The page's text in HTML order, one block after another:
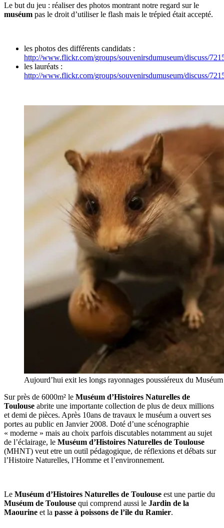
Le but du jeu : réaliser des photos montrant notre regard sur le
muséum pas le droit d’utiliser le flash mais le trépied était accepté.
les photos des différents candidats :
http://www.flickr.com/groups/souvenirsdumuseum/discuss/
les lauréats :
http://www.flickr.com/groups/souvenirsdumuseum/discuss/
Aujourd’hui exit les longs rayonnages poussiéreux du
Sur près de 6000m² le Muséum d’Histoires Naturelles de
Toulouse abrite une importante collection de plus de deux millions
et demi de pièces. Après 10ans de travaux le muséum a ouvert ses
portes au public en Janvier 2008. Doté d’une scénographie
« moderne » mais au choix parfois discutables notamment au sujet
de l’éclairage, le Muséum d’Histoires Naturelles de Toulouse
(MHNT) veut etre un outil pédagogique, de réflexions et débats sur
l’Histoire Naturelles, l’Homme et l’environnement.
Le Muséum d’Histoires Naturelles de Toulouse est une partie du
Muséum de Toulouse qui comprend aussi le Jardin de la
Maourine et la passe à poissons de l’ile du Ramier.